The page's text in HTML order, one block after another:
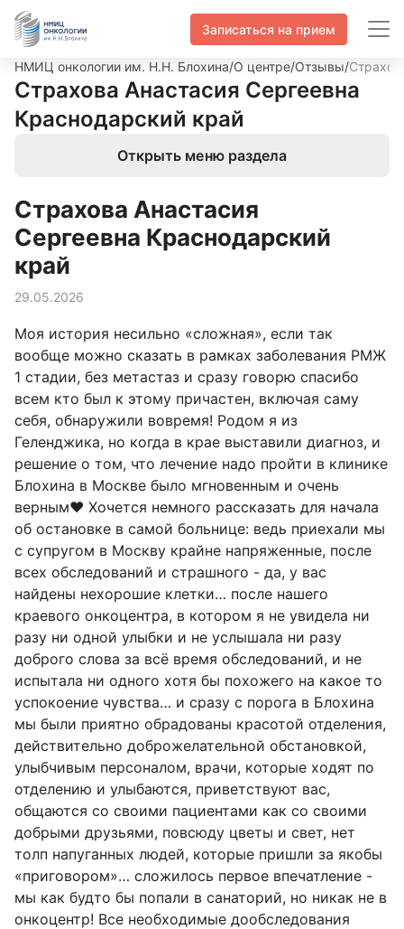
Записаться на прием
НМИЦ онкологии им. Н.Н. Блохина/О центре/Отзывы/
Страхова Анастасия Сергеевна
Краснодарский край
Открыть меню раздела
Страхова Анастасия
Сергеевна Краснодарский
край
29.05.2026
Моя история несильно «сложная», если так
вообще можно сказать в рамках заболевания РМЖ
1 стадии, без метастаз и сразу говорю спасибо
всем кто был к этому причастен, включая саму
себя, обнаружили вовремя! Родом я из
Геленджика, но когда в крае выставили диагноз, и
решение о том, что лечение надо пройти в клинике
Блохина в Москве было мгновенным и очень
верным❤️ Хочется немного рассказать для начала
об остановке в самой больнице: ведь приехали мы
с супругом в Москву крайне напряженные, после
всех обследований и страшного - да, у вас
найдены нехорошие клетки… после нашего
краевого онкоцентра, в котором я не увидела ни
разу ни одной улыбки и не услышала ни разу
доброго слова за всё время обследований, и не
испытала ни одного хотя бы похожего на какое то
успокоение чувства… и сразу с порога в Блохина
мы были приятно обрадованы красотой отделения,
действительно доброжелательной обстановкой,
улыбчивым персоналом, врачи, которые ходят по
отделению и улыбаются, приветствуют вас,
общаются со своими пациентами как со своими
добрыми друзьями, повсюду цветы и свет, нет
толп напуганных людей, которые пришли за якобы
«приговором»… сложилось первое впечатление -
мы как будто бы попали в санаторий, но никак не в
онкоцентр! Все необходимые дообследования